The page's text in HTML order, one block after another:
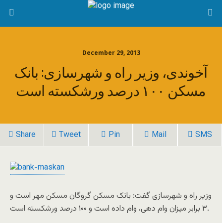
December 29, 2013
آخوندی، وزیر راه و شهرسازی: بانک
مسکن ۱۰۰ درصد ورشکسته است
Share Tweet Pin Mail SMS
وزیر راه و شهرسازی گفت: بانک مسکن گروگان مسکن مهر است و
۳ برابر میزان وام دهی، وام داده است و ۱۰۰ درصد ورشکسته است.